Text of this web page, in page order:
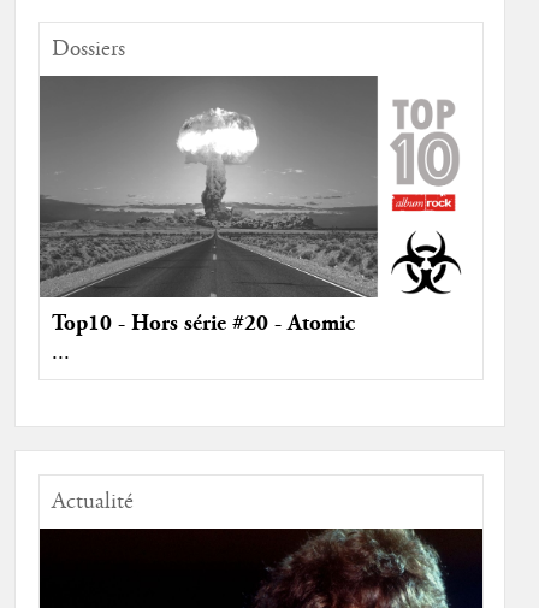
Dossiers
Top10 - Hors série #20 - Atomic
...
Actualité